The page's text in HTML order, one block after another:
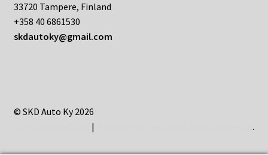
33720 Tampere, Finland
+358 40 6861530
skdautoky@gmail.com
© SKD Auto Ky 2026
.